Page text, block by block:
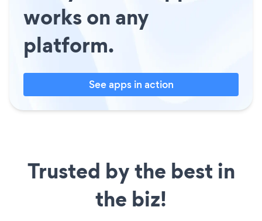
works on any
platform.
See apps in action
Trusted by the best in
the biz!